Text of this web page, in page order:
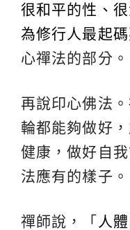
很和平的性、
為修行人最起
心禪法的部分。
再說印心佛法
輪都能夠做好
健康，做好自
法應有的樣子。
禪師說，「 人